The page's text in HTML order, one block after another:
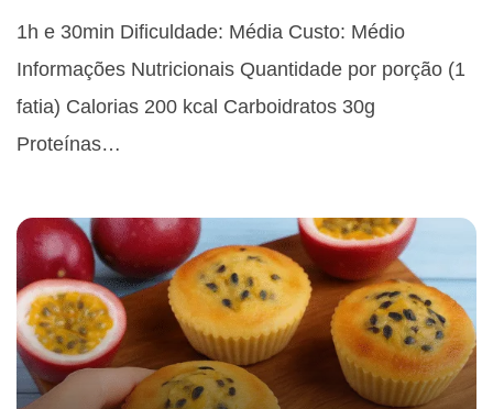
1h e 30min Dificuldade: Média Custo: Médio
Informações Nutricionais Quantidade por porção (1
fatia) Calorias 200 kcal Carboidratos 30g
Proteínas…